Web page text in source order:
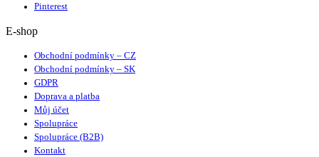
Pinterest
E-shop
Obchodní podmínky – CZ
Obchodní podmínky – SK
GDPR
Doprava a platba
Můj účet
Spolupráce
Spolupráce (B2B)
Kontakt